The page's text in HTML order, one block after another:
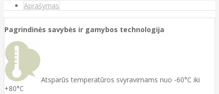
Aprašymas
Pagrindinės savybės ir gamybos technologija
Atsparūs temperatūros svyravimams nuo -60°C iki
+80°C